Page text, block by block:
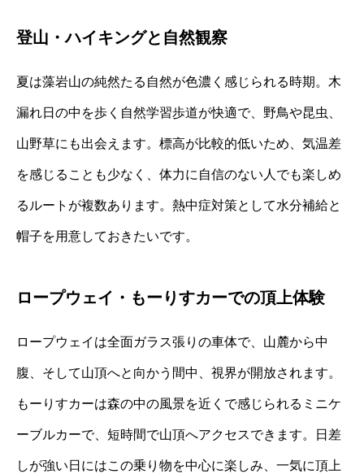
登山・ハイキングと自然観察
夏は藻岩山の純然たる自然が色濃く感じられる時期。木
漏れ日の中を歩く自然学習歩道が快適で、野鳥や昆虫、
山野草にも出会えます。標高が比較的低いため、気温差
を感じることも少なく、体力に自信のない人でも楽しめ
るルートが複数あります。熱中症対策として水分補給と
帽子を用意しておきたいです。
ロープウェイ・もーりすカーでの頂上体験
ロープウェイは全面ガラス張りの車体で、山麓から中
腹、そして山頂へと向かう間中、視界が開放されます。
もーりすカーは森の中の風景を近くで感じられるミニケ
ーブルカーで、短時間で山頂へアクセスできます。日差
しが強い日にはこの乗り物を中心に楽しみ、一気に頂上